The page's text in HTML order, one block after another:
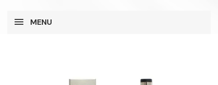
MENU